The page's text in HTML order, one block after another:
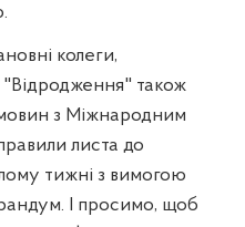
колеги,
"Відродження" також
з Міжнародним
листа до
тижні з вимогою
І просимо, щоб